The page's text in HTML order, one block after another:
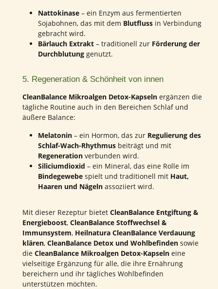
Nattokinase – ein Enzym aus fermentierten
Sojabohnen, das mit dem Blutfluss in Verbindung
gebracht wird.
Bärlauch Extrakt – traditionell zur Förderung der
Durchblutung genutzt.
5. Regeneration & Schönheit von innen
CleanBalance Mikroalgen Detox-Kapseln ergänzen die
tägliche Routine auch in den Bereichen Schlaf und
äußere Balance:
Melatonin – ein Hormon, das zur Regulierung des
Schlaf-Wach-Rhythmus beiträgt und mit
Regeneration verbunden wird.
Siliciumdioxid – ein Mineral, das eine Rolle im
Bindegewebe spielt und traditionell mit Haut,
Haaren und Nägeln assoziiert wird.
Mit dieser Rezeptur bietet CleanBalance Entgiftung &
Energieboost, CleanBalance Stoffwechsel &
Immunsystem, Heilnatura CleanBalance Verdauung
klären, CleanBalance Detox und Wohlbefinden sowie
die CleanBalance Mikroalgen Detox-Kapseln eine
vielseitige Ergänzung für alle, die ihre Ernährung
bereichern und ihr tägliches Wohlbefinden
unterstützen möchten.